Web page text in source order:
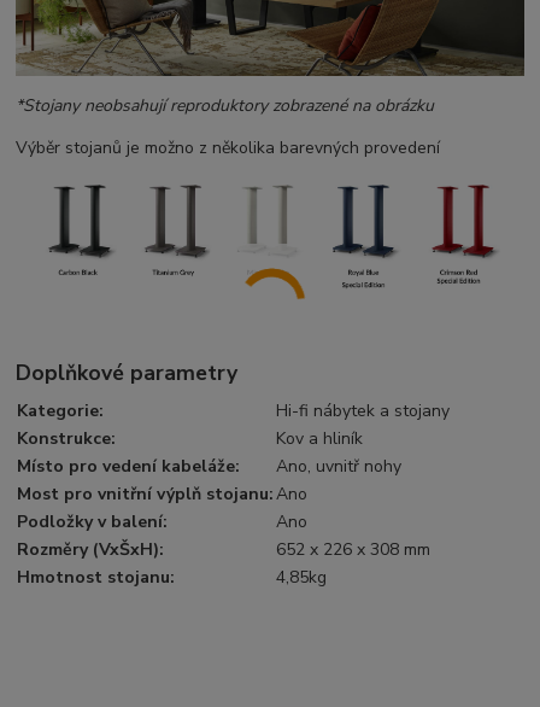
*Stojany neobsahují reproduktory zobrazené na obrázku
Výběr stojanů je možno z několika barevných provedení
Doplňkové parametry
Kategorie:
Hi-fi nábytek a stojany
Konstrukce:
Kov a hliník
Místo pro vedení kabeláže:
Ano, uvnitř nohy
Most pro vnitřní výplň stojanu:Ano
Podložky v balení:
Ano
Rozměry (VxŠxH):
652 x 226 x 308 mm
Hmotnost stojanu: 4,85kg